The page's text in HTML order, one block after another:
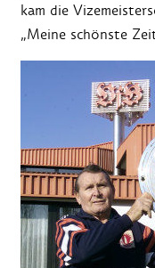
kam die
„Meine schönste